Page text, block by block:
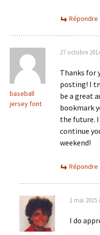
Répondre
baseball
jersey font
27 octobre
Thanks for
posting! I
be a great
bookmark
the future.
continue
weekend!
Répondre
1 mai 2015
I do